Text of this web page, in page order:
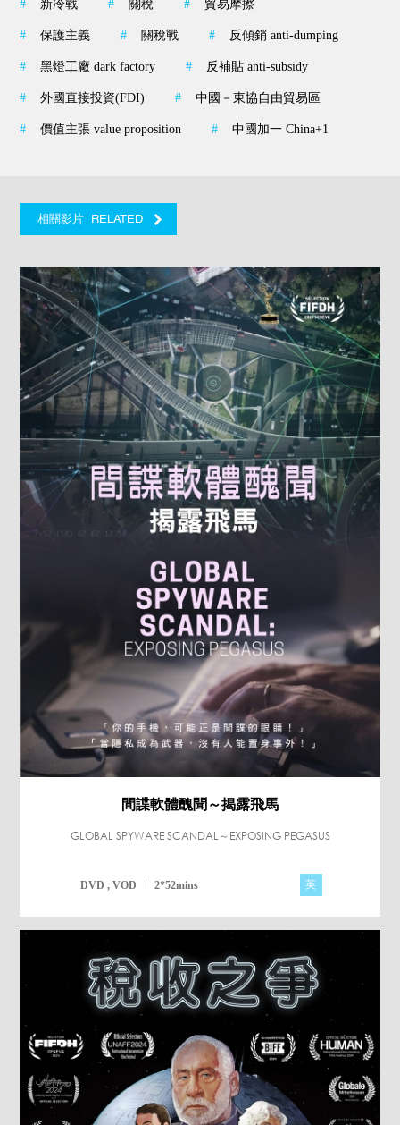
# 新冷戰 # 關稅 # 貿易摩擦
# 保護主義 # 關稅戰 # 反傾銷 anti-dumping
# 黑燈工廠 dark factory # 反補貼 anti-subsidy
# 外國直接投資(FDI) # 中國－東協自由貿易區
# 價值主張 value proposition # 中國加一 China+1
相關影片 RELATED
間諜軟體醜聞～揭露飛馬
GLOBAL SPYWARE SCANDAL～EXPOSING PEGASUS
DVD , VOD 2*52mins 英